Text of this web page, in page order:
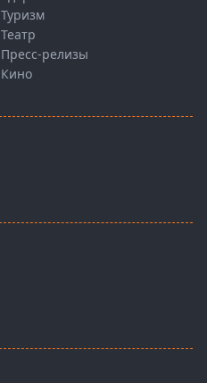
Туризм
Театр
Пресс-релизы
Кино